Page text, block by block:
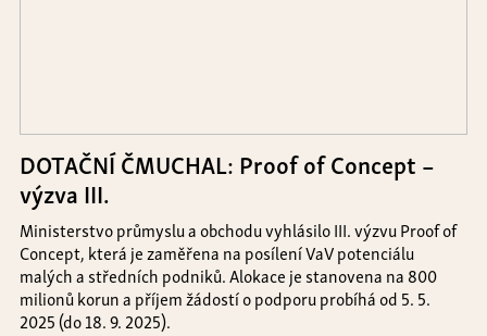
DOTAČNÍ ČMUCHAL: Proof of Concept –
výzva III.
Ministerstvo průmyslu a obchodu vyhlásilo III. výzvu Proof of
Concept, která je zaměřena na posílení VaV potenciálu
malých a středních podniků. Alokace je stanovena na 800
milionů korun a příjem žádostí o podporu probíhá od 5. 5.
2025 (do 18. 9. 2025).